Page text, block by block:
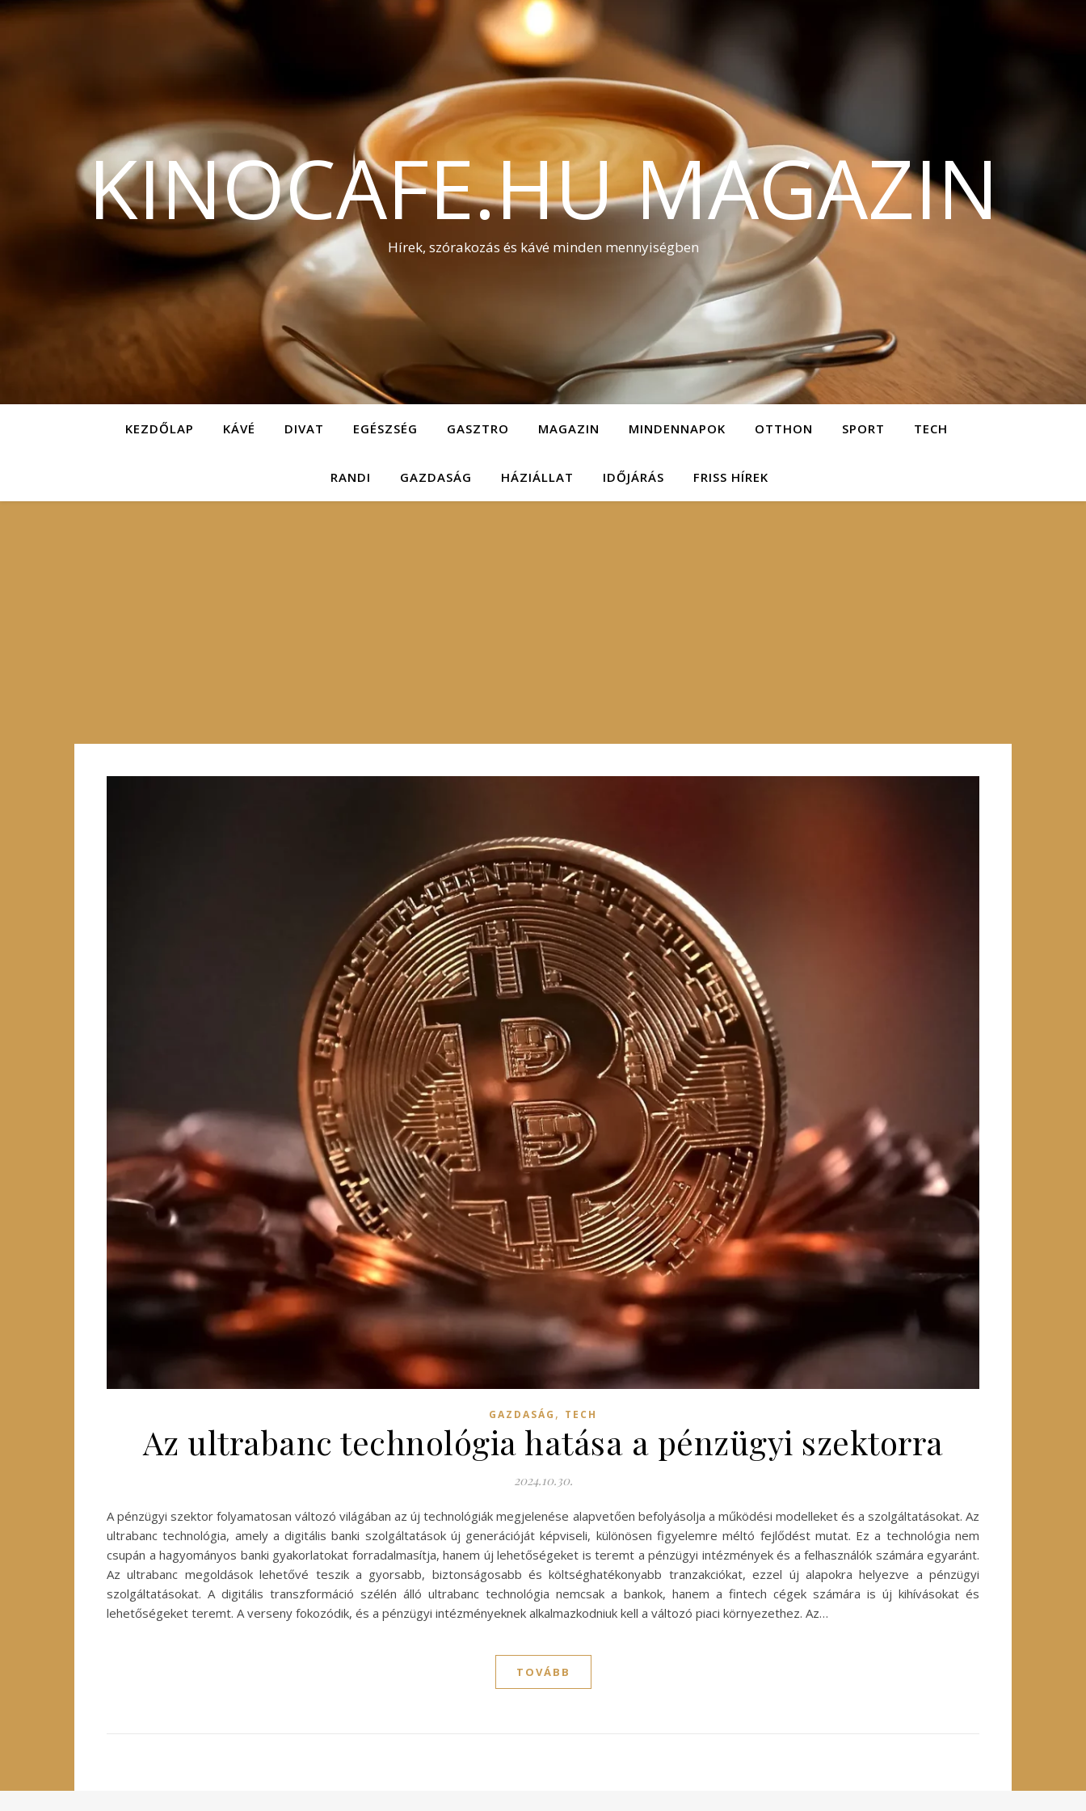
KINOCAFE.HU MAGAZIN
Hírek, szórakozás és kávé minden mennyiségben
KEZDŐLAP KÁVÉ DIVAT EGÉSZSÉG GASZTRO MAGAZIN MINDENNAPOK OTTHON SPORT TECH
RANDI GAZDASÁG HÁZIÁLLAT IDŐJÁRÁS FRISS HÍREK
GAZDASÁG , TECH
Az ultrabanc technológia hatása a pénzügyi szektorra
2024.10.30.
A pénzügyi szektor folyamatosan változó világában az új technológiák megjelenése alapvetően befolyásolja a működési modelleket és a szolgáltatásokat. Az
ultrabanc technológia, amely a digitális banki szolgáltatások új generációját képviseli, különösen figyelemre méltó fejlődést mutat. Ez a technológia nem
csupán a hagyományos banki gyakorlatokat forradalmasítja, hanem új lehetőségeket is teremt a pénzügyi intézmények és a felhasználók számára egyaránt.
Az ultrabanc megoldások lehetővé teszik a gyorsabb, biztonságosabb és költséghatékonyabb tranzakciókat, ezzel új alapokra helyezve a pénzügyi
szolgáltatásokat. A digitális transzformáció szélén álló ultrabanc technológia nemcsak a bankok, hanem a fintech cégek számára is új kihívásokat és
lehetőségeket teremt. A verseny fokozódik, és a pénzügyi intézményeknek alkalmazkodniuk kell a változó piaci környezethez. Az…
TOVÁBB